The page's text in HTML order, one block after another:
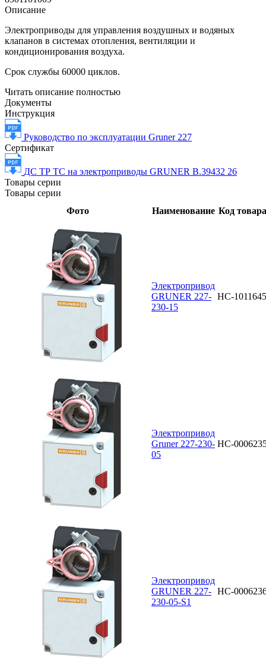
Описание
Электроприводы для управления воздушных и водяных
клапанов в системах отопления, вентиляции и
кондиционирования воздуха.
Срок службы 60000 циклов.
Читать описание полностью
Документы
Инструкция
Руководство по эксплуатации Gruner 227
Сертификат
ДС ТР ТС на электроприводы GRUNER В.39432 26
Товары серии
Товары серии
Фото
Наименование Код товара
Электропривод
GRUNER 227-
230-15
НС-1011645
Электропривод
Gruner 227-230-
05
НС-
Электропривод
GRUNER 227-
230-05-S1
НС-